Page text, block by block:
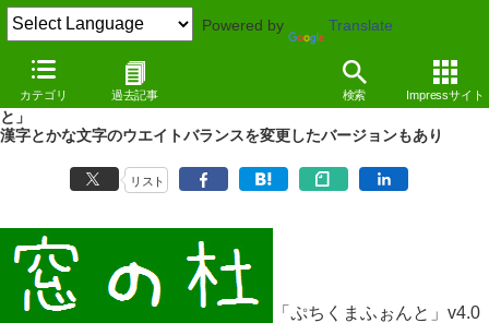
Powered by Translate
カテゴリ 過去記事 検索 Impressサイト
REVIEW
（10/09/13）
JIS第三水準までの漢字を収録する手書き風フォント「ぷちくまふぉん
と」
漢字とかな文字のウエイトバランスを変更したバージョンもあり
リスト
「ぷちくまふぉんと」v4.0